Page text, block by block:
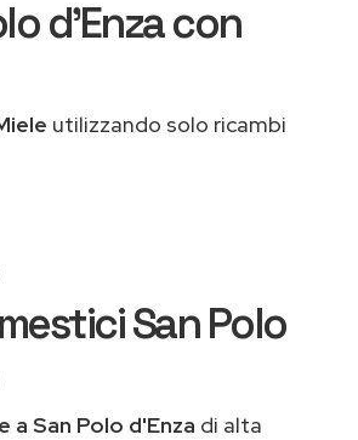
d'Enza con
utilizzando solo ricambi
San Polo
San Polo d'Enza di alta